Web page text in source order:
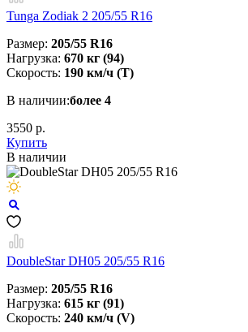
Tunga Zodiak 2 205/55 R16
Размер: 205/55 R16
Нагрузка: 670 кг (94)
Скорость: 190 км/ч (T)
В наличии:более 4
3550 р.
Купить
В наличии
DoubleStar DH05 205/55 R16
Размер: 205/55 R16
Нагрузка: 615 кг (91)
Скорость: 240 км/ч (V)